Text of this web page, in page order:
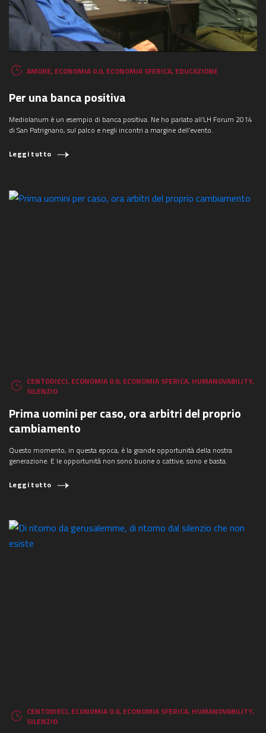
AMORE, ECONOMIA 0.0, ECONOMIA SFERICA, EDUCAZIONE
Per una banca positiva
Mediolanum è un esempio di banca positiva. Ne ho parlato all’LH Forum 2014
di San Patrignano, sul palco e negli incontri a margine dell’evento.
Leggi tutto
CENTODIECI, ECONOMIA 0.0, ECONOMIA SFERICA, HUMANOVABILITY,
SILENZIO
Prima uomini per caso, ora arbitri del proprio
cambiamento
Questo momento, in questa epoca, è la grande opportunità della nostra
generazione. E le opportunità non sono buone o cattive, sono e basta.
Leggi tutto
CENTODIECI, ECONOMIA 0.0, ECONOMIA SFERICA, HUMANOVABILITY,
SILENZIO
COSA STAI CERCANDO?